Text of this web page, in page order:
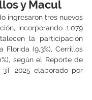
y Macul
ingresaron tres nuevos
incorporando 1.079
la participación
(9,3%), Cerrillos
según el Reporte de
3T 2025 elaborado por